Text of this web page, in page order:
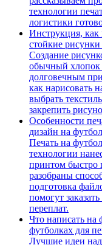
технологии
логистики
Инструкция, как
стойкие
Создание
обычный хлопок
долговечным
как нарисовать
выбрать
закрепить
Особенности
дизайн на
Печать на
технологии
принтом быстро
разобраны
подготовка
помогут
переплат.
Что написать на
футболках для
Лучшие идеи